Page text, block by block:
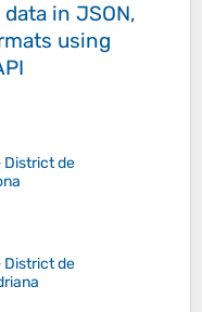
in JSON,
using
District de
District de